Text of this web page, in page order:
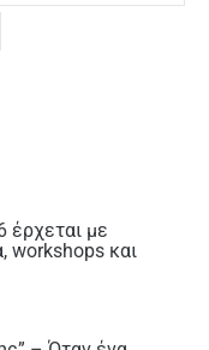
έρχεται με
workshops και